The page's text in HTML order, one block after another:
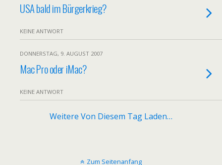
USA bald im Bürgerkrieg?
KEINE ANTWORT
DONNERSTAG, 9. AUGUST 2007
Mac Pro oder iMac?
KEINE ANTWORT
Weitere Von Diesem Tag Laden…
Zum Seitenanfang